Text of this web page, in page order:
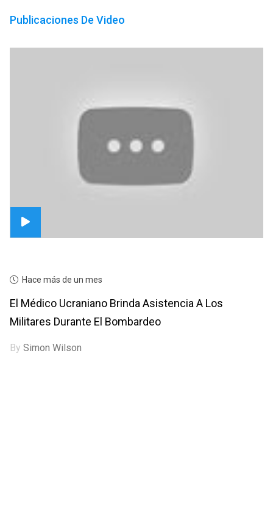
Publicaciones De Video
Hace más de un mes
El Médico Ucraniano Brinda Asistencia A Los
Militares Durante El Bombardeo
BySimon Wilson